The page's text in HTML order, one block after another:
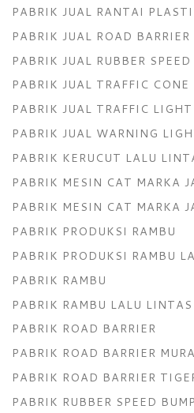
PABRIK JUAL RANTAI
PABRIK JUAL ROAD BARRIER
PABRIK JUAL RUBBER
PABRIK JUAL TRAFFIC CONE
PABRIK JUAL TRAFFIC LIGHT
PABRIK JUAL WARNING
PABRIK KERUCUT LALU
PABRIK MESIN CAT MARKA
PABRIK MESIN CAT MARKA
PABRIK PRODUKSI RAMBU
PABRIK PRODUKSI RAMBU
PABRIK RAMBU
PABRIK RAMBU LALU LINTAS
PABRIK ROAD BARRIER
PABRIK ROAD BARRIER
PABRIK ROAD BARRIER
PABRIK RUBBER SPEED BUMP